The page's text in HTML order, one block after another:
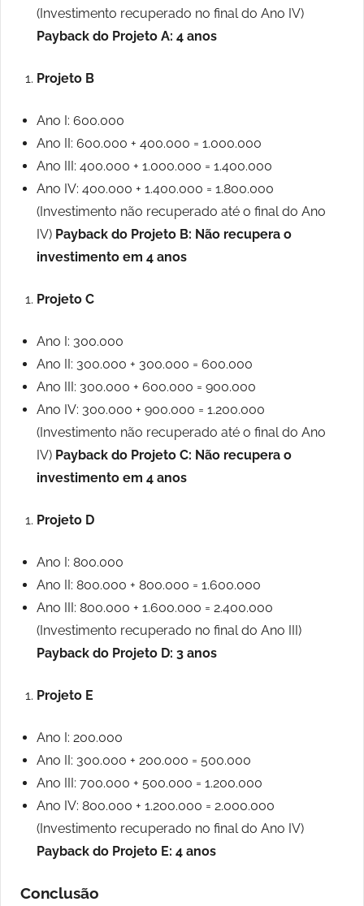
(Investimento recuperado no final do Ano IV)
Payback do Projeto A: 4 anos
Projeto B
Ano I: 600.000
Ano II: 600.000 + 400.000 = 1.000.000
Ano III: 400.000 + 1.000.000 = 1.400.000
Ano IV: 400.000 + 1.400.000 = 1.800.000
(Investimento não recuperado até o final do Ano
IV) Payback do Projeto B: Não recupera o
investimento em 4 anos
Projeto C
Ano I: 300.000
Ano II: 300.000 + 300.000 = 600.000
Ano III: 300.000 + 600.000 = 900.000
Ano IV: 300.000 + 900.000 = 1.200.000
(Investimento não recuperado até o final do Ano
IV) Payback do Projeto C: Não recupera o
investimento em 4 anos
Projeto D
Ano I: 800.000
Ano II: 800.000 + 800.000 = 1.600.000
Ano III: 800.000 + 1.600.000 = 2.400.000
(Investimento recuperado no final do Ano III)
Payback do Projeto D: 3 anos
Projeto E
Ano I: 200.000
Ano II: 300.000 + 200.000 = 500.000
Ano III: 700.000 + 500.000 = 1.200.000
Ano IV: 800.000 + 1.200.000 = 2.000.000
(Investimento recuperado no final do Ano IV)
Payback do Projeto E: 4 anos
Conclusão